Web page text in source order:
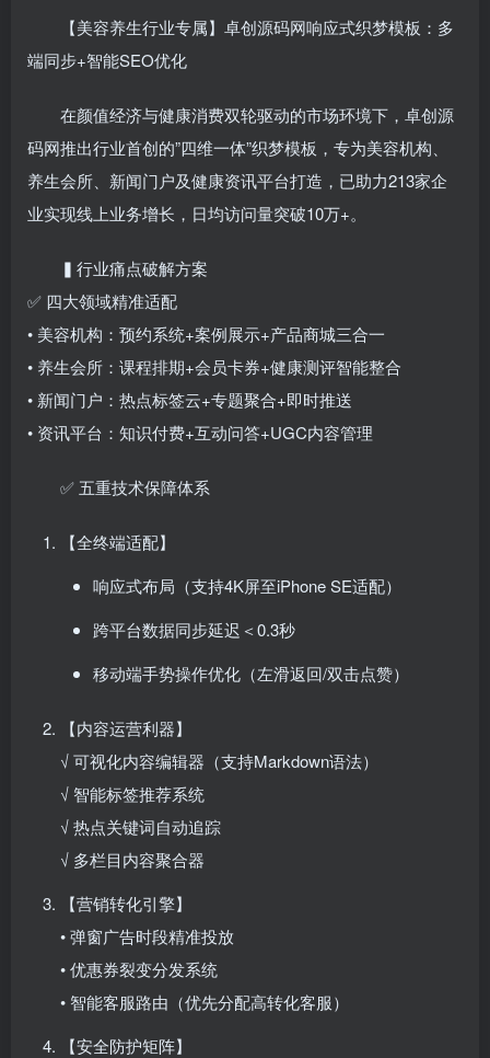
【美容养生行业专属】卓创源码网响应式织梦模板：多
端同步+智能SEO优化
在颜值经济与健康消费双轮驱动的市场环境下，卓创源
码网推出行业首创的”四维一体”织梦模板，专为美容机构、
养生会所、新闻门户及健康资讯平台打造，已助力213家企
业实现线上业务增长，日均访问量突破10万+。
▍行业痛点破解方案
✅ 四大领域精准适配
• 美容机构：预约系统+案例展示+产品商城三合一
• 养生会所：课程排期+会员卡券+健康测评智能整合
• 新闻门户：热点标签云+专题聚合+即时推送
• 资讯平台：知识付费+互动问答+UGC内容管理
✅ 五重技术保障体系
【全终端适配】
响应式布局（支持4K屏至iPhone SE适配）
跨平台数据同步延迟＜0.3秒
移动端手势操作优化（左滑返回/双击点赞）
【内容运营利器】
√ 可视化内容编辑器（支持Markdown语法）
√ 智能标签推荐系统
√ 热点关键词自动追踪
√ 多栏目内容聚合器
【营销转化引擎】
• 弹窗广告时段精准投放
• 优惠券裂变分发系统
• 智能客服路由（优先分配高转化客服）
【安全防护矩阵】